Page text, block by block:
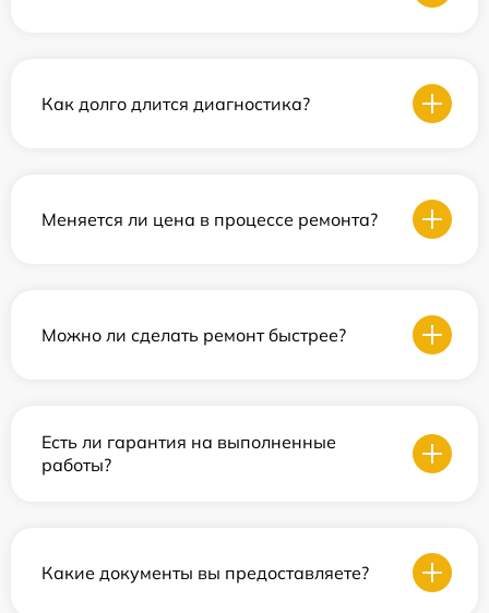
Как долго длится диагностика?
Меняется ли цена в процессе ремонта?
Можно ли сделать ремонт быстрее?
Есть ли гарантия на выполненные
работы?
Какие документы вы предоставляете?